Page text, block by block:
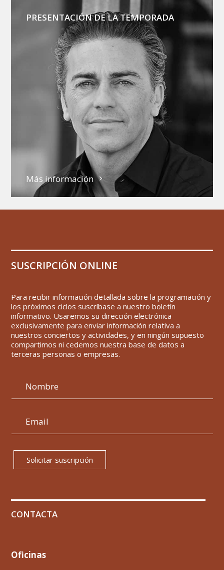
PRESENTACIÓN DE LA TEMPORADA
Más información
SUSCRIPCIÓN ONLINE
Para recibir información detallada sobre la programación y
los próximos ciclos suscríbase a nuestro boletín
informativo. Usaremos su dirección electrónica
exclusivamente para enviar información relativa a
nuestros conciertos y actividades, y en ningún supuesto
compartimos ni cedemos nuestra base de datos a
terceras personas o empresas.
Solicitar suscripción
CONTACTA
Oficinas